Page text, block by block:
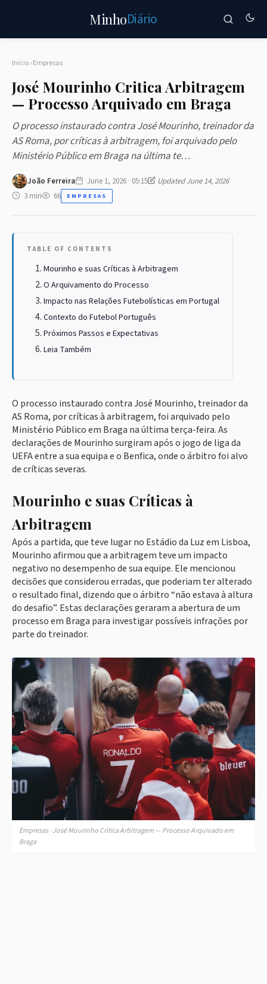
MinhoDiário
Início›Empresas
José Mourinho Critica Arbitragem
— Processo Arquivado em Braga
O processo instaurado contra José Mourinho, treinador da
AS Roma, por críticas à arbitragem, foi arquivado pelo
Ministério Público em Braga na última te…
João Ferreira June 1, 2026 · 05:15
Updated June 14, 2026
3 min
66 EMPRESAS
TABLE OF CONTENTS
Mourinho e suas Críticas à Arbitragem
O Arquivamento do Processo
Impacto nas Relações Futebolísticas em Portugal
Contexto do Futebol Português
Próximos Passos e Expectativas
Leia Também
O processo instaurado contra José Mourinho, treinador da
AS Roma, por críticas à arbitragem, foi arquivado pelo
Ministério Público em Braga na última terça-feira. As
declarações de Mourinho surgiram após o jogo de liga da
UEFA entre a sua equipa e o Benfica, onde o árbitro foi alvo
de críticas severas.
Mourinho e suas Críticas à
Arbitragem
Após a partida, que teve lugar no Estádio da Luz em Lisboa,
Mourinho afirmou que a arbitragem teve um impacto
negativo no desempenho de sua equipe. Ele mencionou
decisões que considerou erradas, que poderiam ter alterado
o resultado final, dizendo que o árbitro “não estava à altura
do desafio”. Estas declarações geraram a abertura de um
processo em Braga para investigar possíveis infrações por
parte do treinador.
Empresas · José Mourinho Critica Arbitragem — Processo Arquivado em
Braga